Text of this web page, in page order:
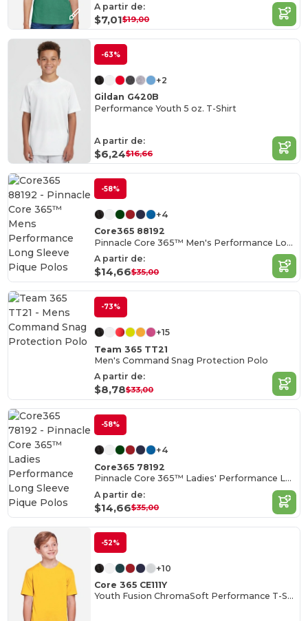
A partir de:
$7,01$19,00
-63%
+2
Gildan G420B
Performance Youth 5 oz. T-Shirt
A partir de:
$6,24$16,66
-58%
+4
Core365 88192
Pinnacle Core 365™ Men's Performance Long Sleeve Pique Polos
A partir de:
$14,66$35,00
-73%
+15
Team 365 TT21
Men's Command Snag Protection Polo
A partir de:
$8,78$33,00
-58%
+4
Core365 78192
Pinnacle Core 365™ Ladies' Performance Long Sleeve Pique Polos
A partir de:
$14,66$35,00
-52%
+10
Core 365 CE111Y
Youth Fusion ChromaSoft Performance T-Shirt